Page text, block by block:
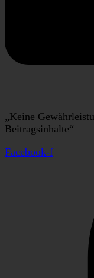
„Keine
Beitragsinhalte“
Facebook-f